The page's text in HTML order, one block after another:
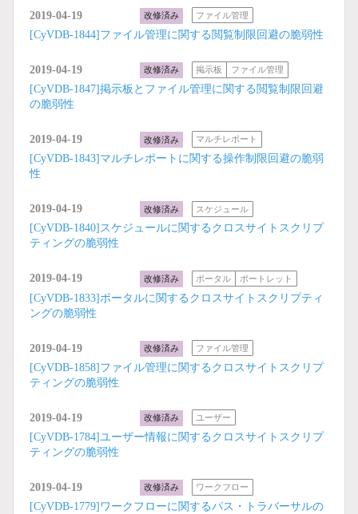
2019-04-19 改修済み ファイル管理
[CyVDB-1844]ファイル管理に関する閲覧制限回避の脆弱性
2019-04-19 改修済み 掲示板 ファイル管理
[CyVDB-1847]掲示板とファイル管理に関する閲覧制限回避
の脆弱性
2019-04-19 改修済み マルチレポート
[CyVDB-1843]マルチレポートに関する操作制限回避の脆弱
性
2019-04-19 改修済み スケジュール
[CyVDB-1840]スケジュールに関するクロスサイトスクリプ
ティングの脆弱性
2019-04-19 改修済み ポータル ポートレット
[CyVDB-1833]ポータルに関するクロスサイトスクリプティ
ングの脆弱性
2019-04-19 改修済み ファイル管理
[CyVDB-1858]ファイル管理に関するクロスサイトスクリプ
ティングの脆弱性
2019-04-19 改修済み ユーザー
[CyVDB-1784]ユーザー情報に関するクロスサイトスクリプ
ティングの脆弱性
2019-04-19 改修済み ワークフロー
[CyVDB-1779]ワークフローに関するパス・トラバーサルの